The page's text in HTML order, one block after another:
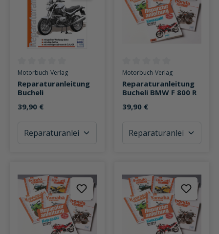
Durchschnittliche Bewertung von 0 von 5 Sternen
Motorbuch-Verlag
Reparaturanleitung
Bucheli
39,90 €
Durchschnittliche Bewertung
Motorbuch-Verlag
Reparaturanleitung
Bucheli BMW F 800 R
39,90 €